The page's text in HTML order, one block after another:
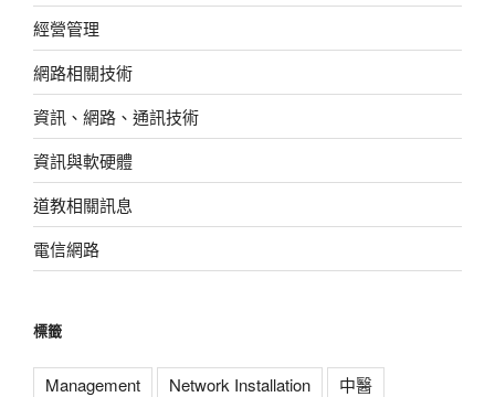
經營管理
網路相關技術
資訊、網路、通訊技術
資訊與軟硬體
道教相關訊息
電信網路
標籤
Management Network Installation
中醫